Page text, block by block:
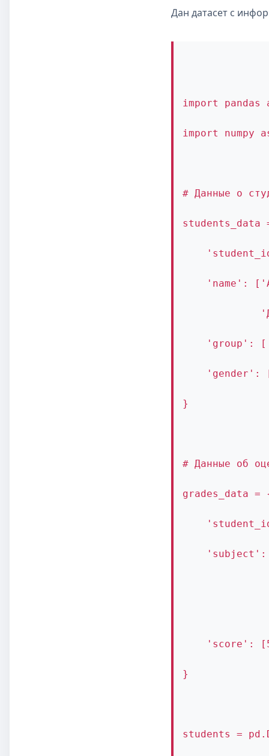
Дан датасет с
import pandas
import numpy
# Данные о
students_data
'name':
'group':
'gender':
}
# Данные об
grades_data =
'score':
}
students =